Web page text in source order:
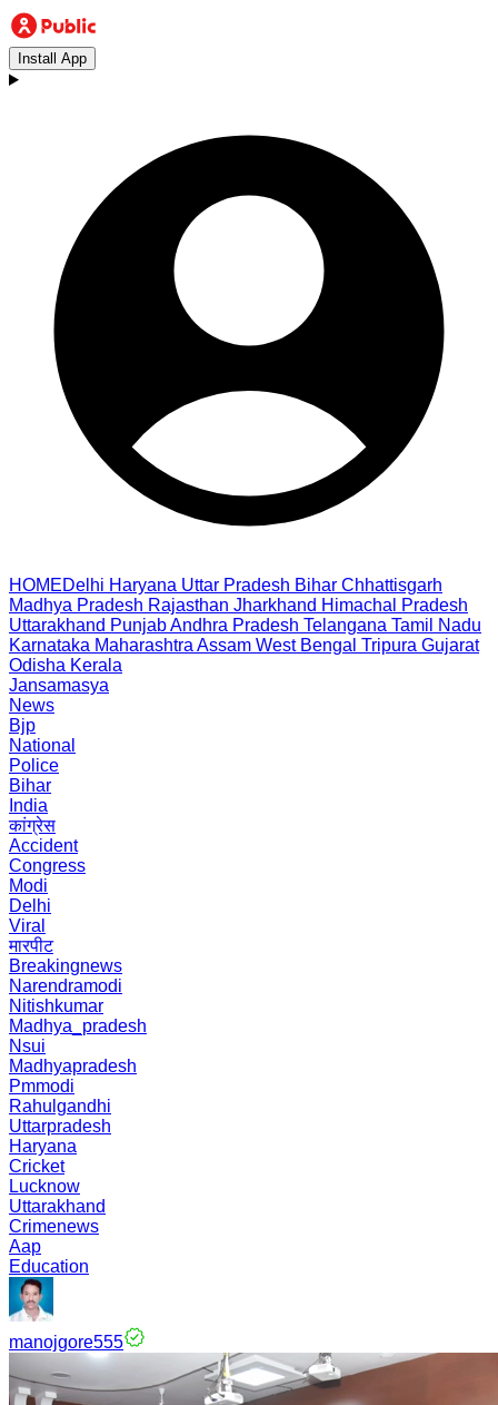
Install App
HOMEDelhi Haryana Uttar Pradesh Bihar Chhattisgarh
Madhya Pradesh Rajasthan Jharkhand Himachal Pradesh
Uttarakhand PunjabAndhra Pradesh Telangana Tamil Nadu
Karnataka Maharashtra Assam West Bengal Tripura Gujarat
Odisha Kerala
Jansamasya
News
Bjp
National
Police
Bihar
India
कांग्रेस
Accident
Congress
Modi
Delhi
Viral
मारपीट
Breakingnews
Narendramodi
Nitishkumar
Madhya_pradesh
Nsui
Madhyapradesh
Pmmodi
Rahulgandhi
Uttarpradesh
Haryana
Cricket
Lucknow
Uttarakhand
Crimenews
Aap
Education
manojgore555